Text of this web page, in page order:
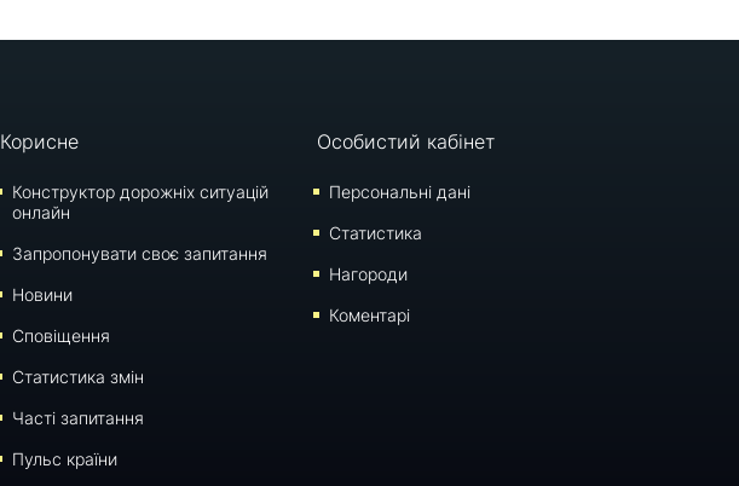
Корисне
Конструктор дорожніх ситуацій
онлайн
Запропонувати своє запитання
Новини
Сповіщення
Статистика змін
Часті запитання
Пульс країни
Особистий кабінет
Персональні дані
Статистика
Нагороди
Коментарі